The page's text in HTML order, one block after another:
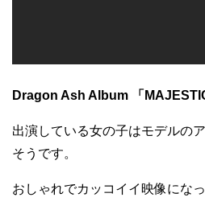
Dragon Ash Album 「
出演している女の子はモデルの
そうです。
おしゃれでカッコイイ映像にな